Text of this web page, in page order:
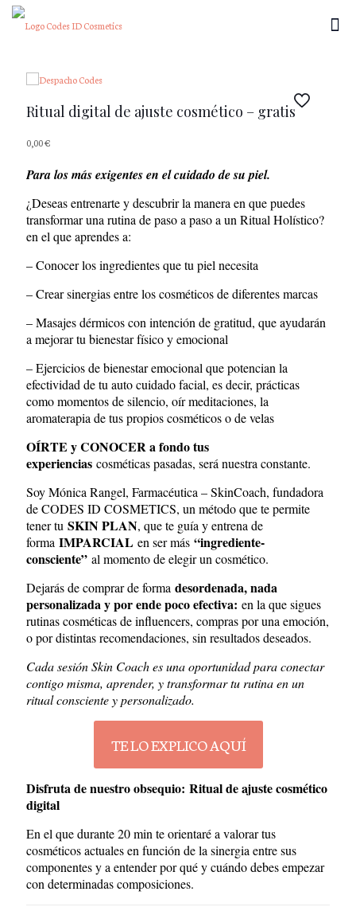
Ritual digital de ajuste cosmético – gratis
0,00€
Para los más exigentes en el cuidado de su piel.
¿Deseas entrenarte y descubrir la manera en que puedes
transformar una rutina de paso a paso a un Ritual Holístico?
en el que aprendes a:
– Conocer los ingredientes que tu piel necesita
– Crear sinergias entre los cosméticos de diferentes marcas
– Masajes dérmicos con intención de gratitud, que ayudarán
a mejorar tu bienestar físico y emocional
– Ejercicios de bienestar emocional que potencian la
efectividad de tu auto cuidado facial, es decir, prácticas
como momentos de silencio, oír meditaciones, la
aromaterapia de tus propios cosméticos o de velas
OÍRTE y CONOCER a fondo tus
experiencias cosméticas pasadas, será nuestra constante.
Soy Mónica Rangel, Farmacéutica – SkinCoach, fundadora
de CODES ID COSMETICS, un método que te permite
tener tu SKIN PLAN, que te guía y entrena de
forma IMPARCIAL en ser más “ingrediente-
consciente” al momento de elegir un cosmético.
Dejarás de comprar de forma desordenada, nada
personalizada y por ende poco efectiva: en la que sigues
rutinas cosméticas de influencers, compras por una emoción,
o por distintas recomendaciones, sin resultados deseados.
Cada sesión Skin Coach es una oportunidad para conectar
contigo misma, aprender, y transformar tu rutina en un
ritual consciente y personalizado.
TE LO EXPLICO AQUÍ
Disfruta de nuestro obsequio: Ritual de ajuste cosmético
digital
En el que durante 20 min te orientaré a valorar tus
cosméticos actuales en función de la sinergia entre sus
componentes y a entender por qué y cuándo debes empezar
con determinadas composiciones.